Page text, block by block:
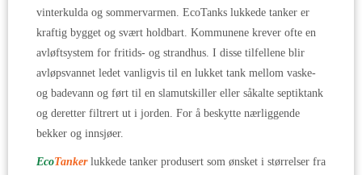
vinterkulda og sommervarmen. EcoTanks lukkede tanker er
kraftig bygget og svært holdbart. Kommunene krever ofte en
avløftsystem for fritids- og strandhus. I disse tilfellene blir
avløpsvannet ledet vanligvis til en lukket tank mellom vaske-
og badevann og ført til en slamutskiller eller såkalte septiktank
og deretter filtrert ut i jorden. For å beskytte nærliggende
bekker og innsjøer.
EcoTankerlukkede tanker produsert som ønsket i størrelser fra